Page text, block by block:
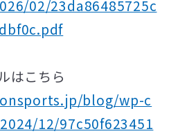
02/23da86485725c
はこちら
blog/wp-c
12/97c50f623451